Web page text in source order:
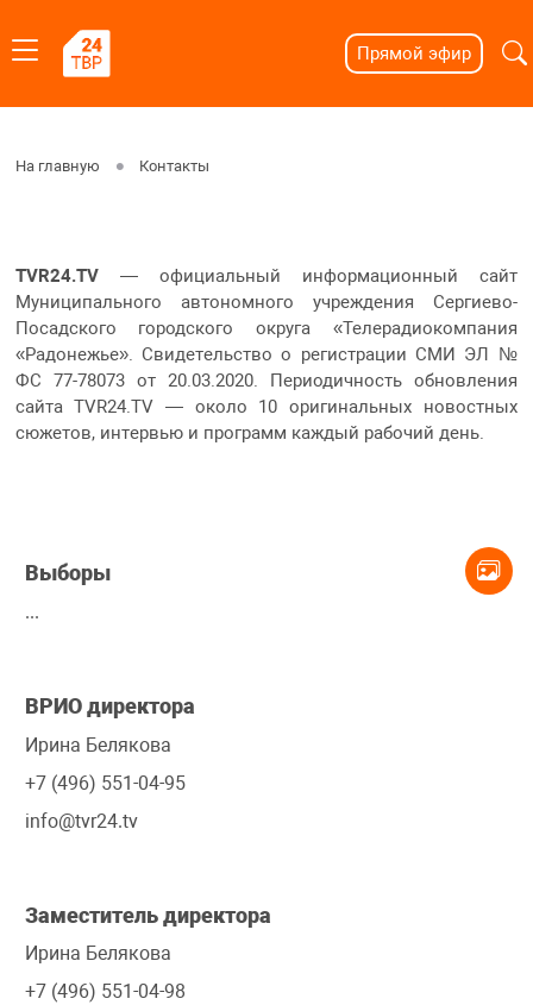
Прямой эфир
На главную Контакты
TVR24.TV— официальный информационный сайт
Муниципального автономного учреждения Сергиево-
Посадского городского округа «Телерадиокомпания
«Радонежье». Свидетельство о регистрации СМИ ЭЛ №
ФС 77-78073 от 20.03.2020. Периодичность обновления
сайта TVR24.TV — около 10 оригинальных новостных
сюжетов, интервью и программ каждый рабочий день.
Выборы
...
ВРИО директора
Ирина Белякова
+7 (496) 551-04-95
info@tvr24.tv
Заместитель директора
Ирина Белякова
+7 (496) 551-04-98